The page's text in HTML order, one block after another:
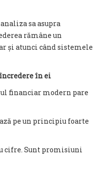
sa asupra
rămâne un
și atunci când sistemele
în ei
financiar modern pare
pe un principiu foarte
cifre. Sunt promisiuni